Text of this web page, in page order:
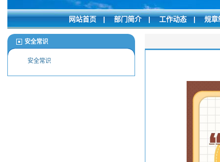
网站首页 | 部门简介| 工作动态 | 规章
安全常识
安全常识